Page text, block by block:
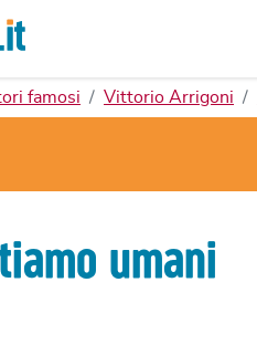
famosi Vittorio Arrigoni
umani